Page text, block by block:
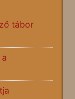
tábor